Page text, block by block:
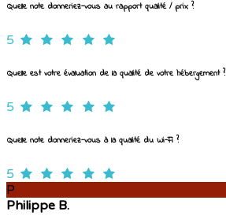
Quelle note donneriez-vous au rapport qualité / prix ?
5
Quelle est votre évaluation de la qualité de votre hébergement ?
5
Quelle note donneriez-vous à la qualité du Wi-Fi ?
5
P
Philippe B.